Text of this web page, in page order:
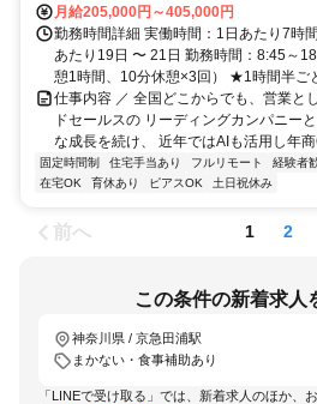
月給205,000円～405,000円
勤務時間詳細 実働時間：1日あたり7時
あたり19日 〜 21日 勤務時間：8:45～
憩1時間、10分休憩×3回） ★1時間半ご
仕事内容 ／ 全国どこからでも、営業と
ドセールスの リーディングカンパニー
な成長を続け、 近年ではAIも活用し年
固定時間制 住宅手当あり フルリモート 経験者
在宅OK
育休あり ピアスOK 土日祝休み
前へ 1 2
この条件の新着求人
神奈川県 / 京急田浦駅
まかない・食事補助あり
「LINEで受け取る」では、新着求人のほか、